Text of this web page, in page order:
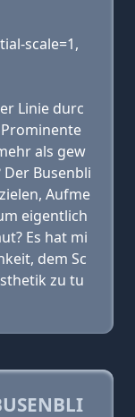
scale=1,
Linie durc
als gew
Busenbli
Aufme
eigentlich
Es hat mi
dem Sc
zu tu